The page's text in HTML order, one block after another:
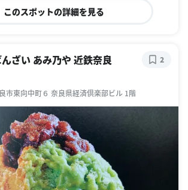
このスポットの詳細を見る
んざい あみ乃や 近鉄奈良
市東向中町６ 奈良県経済倶楽部ビル 1階
2